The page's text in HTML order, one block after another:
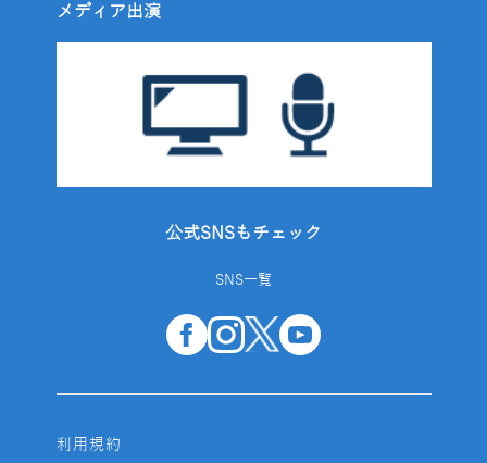
メディア出演
公式SNSもチェック
SNS一覧
利用規約